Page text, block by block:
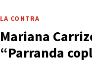
LA CONTRA
Mariana
“Parranda